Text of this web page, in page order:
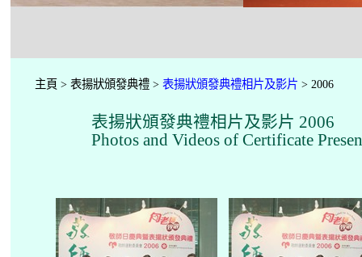
主頁 > 表揚狀頒發典禮 > 表揚狀頒發典禮相片及影片 > 2006
表揚狀頒發典禮相片及影片 2006
Photos and Videos of Certificate